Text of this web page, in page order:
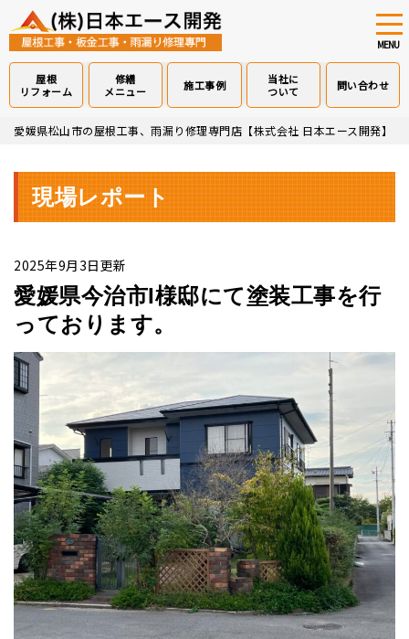
Skip
content
MENU
屋根
リフォーム
修繕
メニュー
施工事例
当社に
ついて
問い合わせ
愛媛県松山市の屋根工事、雨漏り修理専門店【株式会社 日本エース開発】
現場レポート
2025年9月3日更新
愛媛県今治市I様邸にて塗装工事を行
っております。